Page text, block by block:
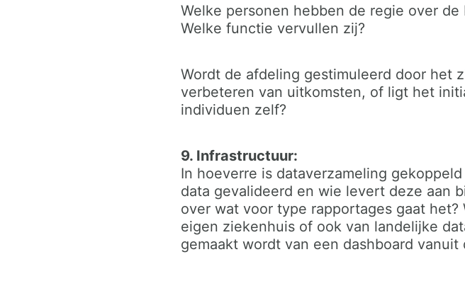
Welke personen hebben de regie over
Welke functie vervullen zij?
Wordt de afdeling gestimuleerd door het
verbeteren van uitkomsten, of ligt het
individuen zelf?
9. Infrastructuur:
In hoeverre is dataverzameling
data gevalideerd en wie levert deze aan
over wat voor type rapportages gaat
eigen ziekenhuis of ook van landelijke
gemaakt wordt van een dashboard